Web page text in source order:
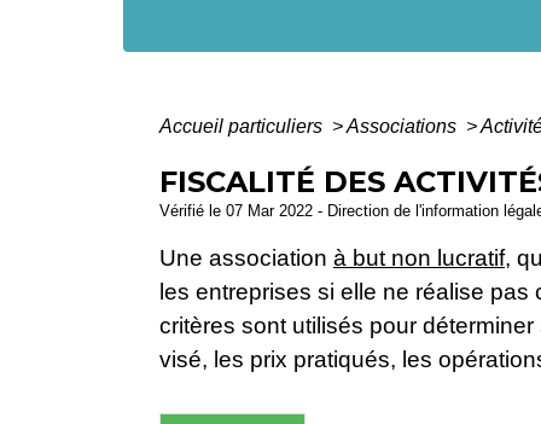
Accueil particuliers >Associations >
FISCALITÉ DES
Vérifié le 07 Mar 2022 - Direction de l'information
Une association à but non lucratif,
les entreprises si elle ne réalise
critères sont utilisés pour
visé, les prix pratiqués, les